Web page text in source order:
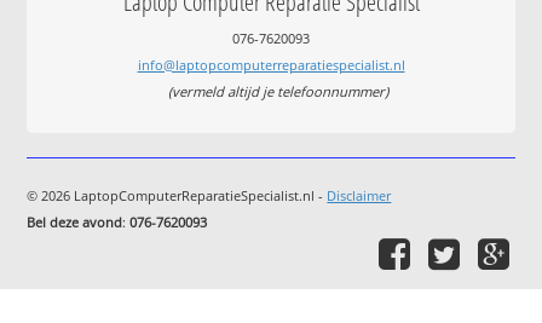
076-7620093
info@laptopcomputerreparatiespecialist.nl
(vermeld altijd je telefoonnummer)
© 2026 LaptopComputerReparatieSpecialist.nl - Disclaimer
Bel deze avond:076-7620093